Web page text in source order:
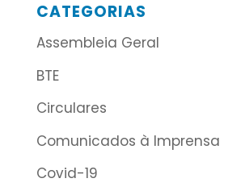
CATEGORIAS
Assembleia Geral
BTE
Circulares
Comunicados à Imprensa
Covid-19